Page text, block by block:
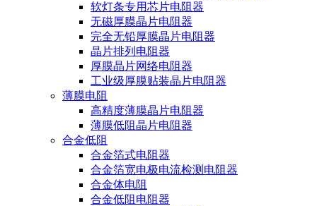
软灯条专用芯片电阻器
无磁厚膜晶片电阻器
完全无铅厚膜晶片电阻器
晶片排列电阻器
厚膜晶片网络电阻器
工业级厚膜贴装晶片电阻器
薄膜电阻
高精度薄膜晶片电阻器
薄膜低阻晶片电阻器
合金低阻
合金箔式电阻器
合金箔宽电极电流检测电阻器
合金体电阻
合金低阻电阻器